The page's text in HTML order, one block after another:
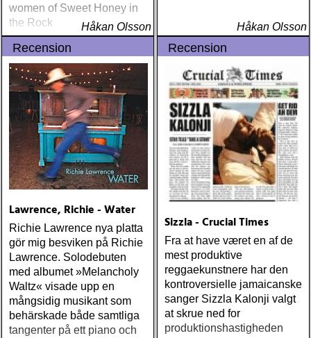
women of Sweet Honey in
the Rock
Håkan Olsson Håkan Olsson
Recension
Lawrence, Richie - Water
Richie Lawrence nya platta
gör mig besviken på Richie
Lawrence. Solodebuten
med albumet »Melancholy
Waltz« visade upp en
mångsidig musikant som
behärskade både samtliga
tangenter på ett piano och
Recension
Sizzla - Crucial Times
Fra at have været en af de
mest produktive
reggaekunstnere har den
kontroversielle jamaicanske
sanger Sizzla Kalonji valgt
at skrue ned for
produktionshastigheden